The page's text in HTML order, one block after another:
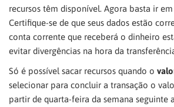
recursos têm disponível. Agora basta ir
Certifique-se de que seus dados estão
conta corrente que receberá o dinheiro
evitar divergências na hora da
Só é possível sacar recursos quando o
selecionar para concluir a transação o
partir de quarta-feira da semana seguinte